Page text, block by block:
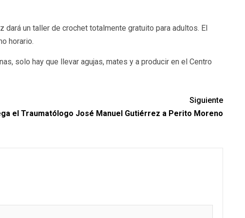
un taller de crochet totalmente gratuito para adultos. El
horario.
solo hay que llevar agujas, mates y a producir en el Centro
Siguiente
el Traumatólogo José Manuel Gutiérrez a Perito Moreno